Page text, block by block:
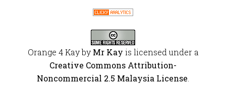
Orange 4 Kayby Mr Kay is licensed under a
Creative Commons Attribution-
Noncommercial 2.5 Malaysia License